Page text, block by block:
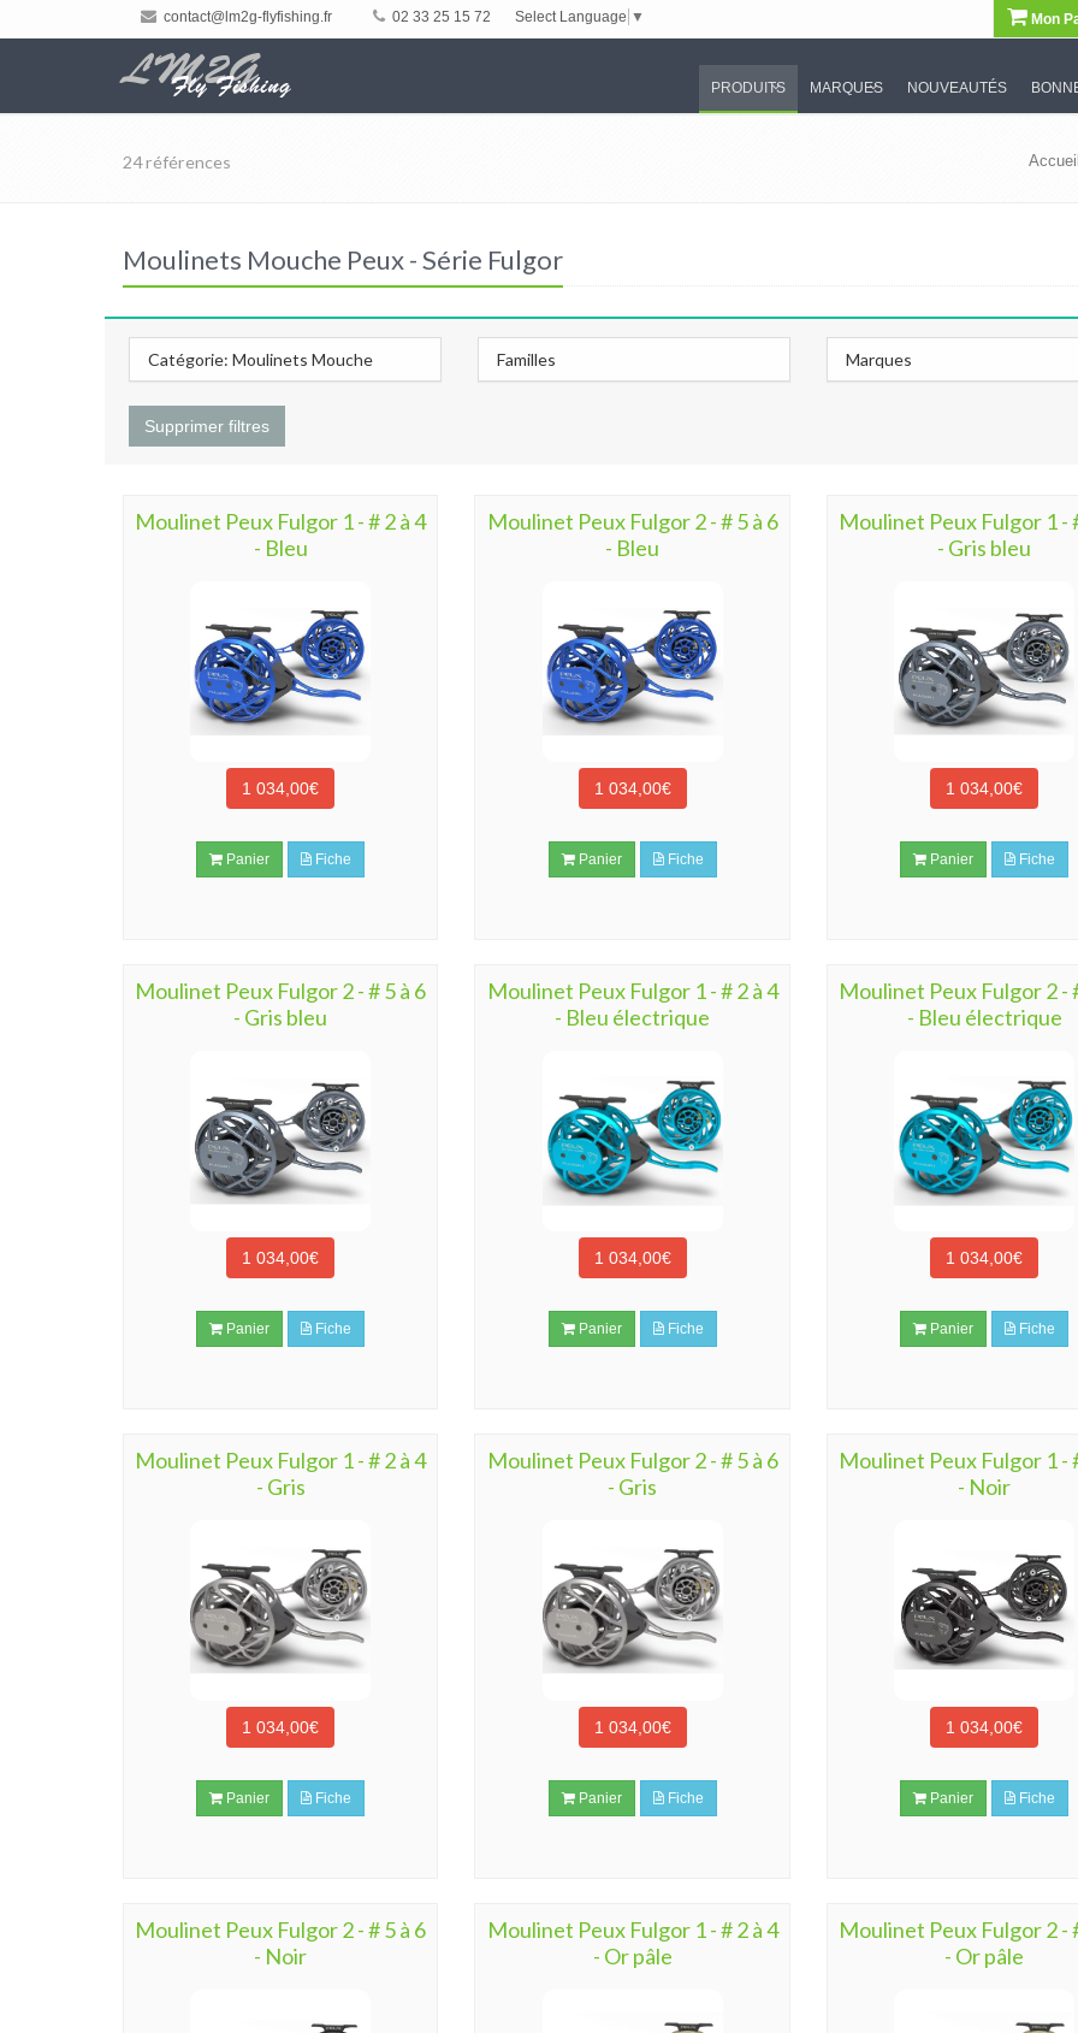
contact@lm2g-flyfishing.fr 02 33 25 15 72 Select Language ▼ Mon
PRODUITS MARQUES NOUVEAUTÉS
24 références Accueil
Moulinets Mouche Peux - Série Fulgor
Catégorie: Moulinets Mouche Familles Marques
Supprimer filtres
Moulinet Peux Fulgor 1 - # 2 à 4
- Bleu
1 034,00€
Panier Fiche
Moulinet Peux Fulgor 2 - # 5 à 6
- Bleu
1 034,00€
Panier Fiche
Moulinet Peux Fulgor 1 -
- Gris bleu
1 034,00€
Panier Fiche
Moulinet Peux Fulgor 2 - # 5 à 6
- Gris bleu
1 034,00€
Panier Fiche
Moulinet Peux Fulgor 1 - # 2 à 4
- Bleu électrique
1 034,00€
Panier Fiche
Moulinet Peux Fulgor 2 -
- Bleu électrique
1 034,00€
Panier Fiche
Moulinet Peux Fulgor 1 - # 2 à 4
- Gris
1 034,00€
Panier Fiche
Moulinet Peux Fulgor 2 - # 5 à 6
- Gris
1 034,00€
Panier Fiche
Moulinet Peux Fulgor 1 -
- Noir
1 034,00€
Panier Fiche
Moulinet Peux Fulgor 2 - # 5 à 6
- Noir
Moulinet Peux Fulgor 1 - # 2 à 4
- Or pâle
Moulinet Peux Fulgor 2 -
- Or pâle